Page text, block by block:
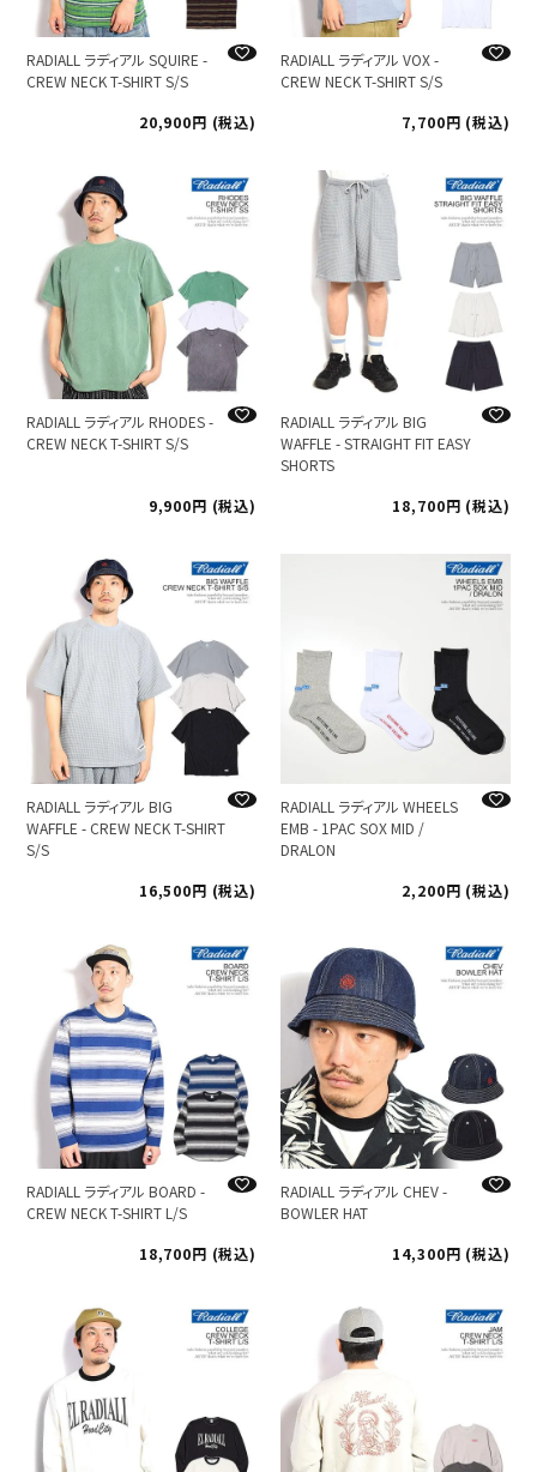
RADIALL ラディアル SQUIRE -
CREW NECK T-SHIRT S/S
20,900
税込
RADIALL ラディアル VOX -
CREW NECK T-SHIRT S/S
7,700
税込
RADIALL ラディアル RHODES -
CREW NECK T-SHIRT S/S
9,900 税込
RADIALL ラディアル BIG
WAFFLE - STRAIGHT FIT EASY
SHORTS
18,700
税込
RADIALL ラディアル BIG
WAFFLE - CREW NECK T-SHIRT
S/S
16,500
税込
RADIALL ラディアル WHEELS
EMB - 1PAC SOX MID /
DRALON
2,200
税込
RADIALL ラディアル BOARD -
CREW NECK T-SHIRT L/S
18,700
税込
RADIALL ラディアル CHEV -
BOWLER HAT
14,300
税込